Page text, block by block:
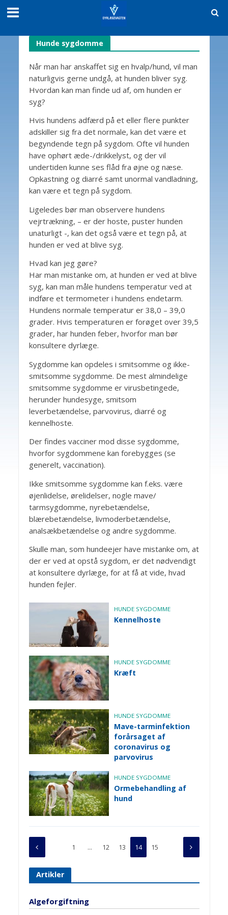
Hunde sygdomme
Når man har anskaffet sig en hvalp/hund, vil man
naturligvis gerne undgå, at hunden bliver syg.
Hvordan kan man finde ud af, om hunden er
syg?
Hvis hundens adfærd på et eller flere punkter
adskiller sig fra det normale, kan det være et
begyndende tegn på sygdom. Ofte vil hunden
have ophørt æde-/drikkelyst, og der vil
undertiden kunne ses flåd fra øjne og næse.
Opkastning og diarré samt unormal vandladning,
kan være et tegn på sygdom.
Ligeledes bør man observere hundens
vejrtrækning, – er der hoste, puster hunden
unaturligt -, kan det også være et tegn på, at
hunden er ved at blive syg.
Hvad kan jeg gøre?
Har man mistanke om, at hunden er ved at blive
syg, kan man måle hundens temperatur ved at
indføre et termometer i hundens endetarm.
Hundens normale temperatur er 38,0 – 39,0
grader. Hvis temperaturen er forøget over 39,5
grader, har hunden feber, hvorfor man bør
konsultere dyrlæge.
Sygdomme kan opdeles i smitsomme og ikke-
smitsomme sygdomme. De mest almindelige
smitsomme sygdomme er virusbetingede,
herunder hundesyge, smitsom
leverbetændelse, parvovirus, diarré og
kennelhoste.
Der findes vacciner mod disse sygdomme,
hvorfor sygdommene kan forebygges (se
generelt, vaccination).
Ikke smitsomme sygdomme kan f.eks. være
øjenlidelse, ørelidelser, nogle mave/
tarmsygdomme, nyrebetændelse,
blærebetændelse, livmoderbetændelse,
analsækbetændelse og andre sygdomme.
Skulle man, som hundeejer have mistanke om, at
der er ved at opstå sygdom, er det nødvendigt
at konsultere dyrlæge, for at få at vide, hvad
hunden fejler.
HUNDE SYGDOMME
Kennelhoste
HUNDE SYGDOMME
Kræft
HUNDE SYGDOMME
Mave-tarminfektion
forårsaget af
coronavirus og
parvovirus
HUNDE SYGDOMME
Ormebehandling af
hund
1 … 12 13 14 15
Artikler
Algeforgiftning